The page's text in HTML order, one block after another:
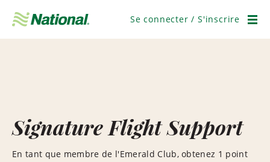
navigation
Se connecter / S'inscrire
Signature Flight Support
En tant que membre de l'Emerald Club, obtenez 1 point